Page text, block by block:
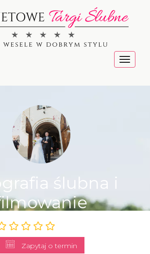
Menu
ślubna i
Zapytaj o termin